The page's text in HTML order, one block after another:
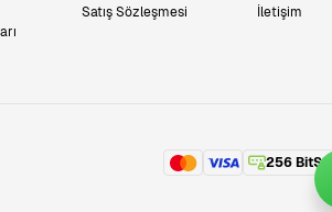
Satış Sözleşmesi İletişim
256 BitSSL